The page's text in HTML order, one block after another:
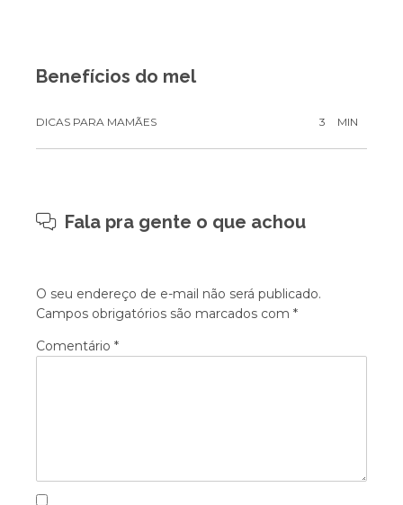
Benefícios do mel
DICAS PARA MAMÃES 3 MIN
Fala pra gente o que achou
O seu endereço de e-mail não será publicado.
Campos obrigatórios são marcados com *
Comentário *